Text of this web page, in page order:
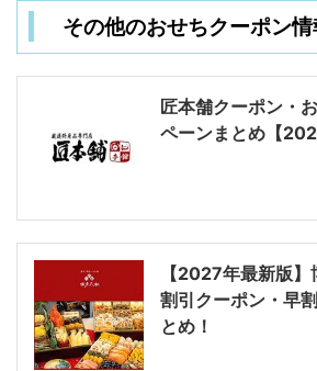
管理人
ようなもの。会
ば、誰でも優待
来る仕組みなの
その他のおせちクーポン情
匠本舗クーポン・
ペーンまとめ【
【2027年最新版
割引クーポン・早
とめ！